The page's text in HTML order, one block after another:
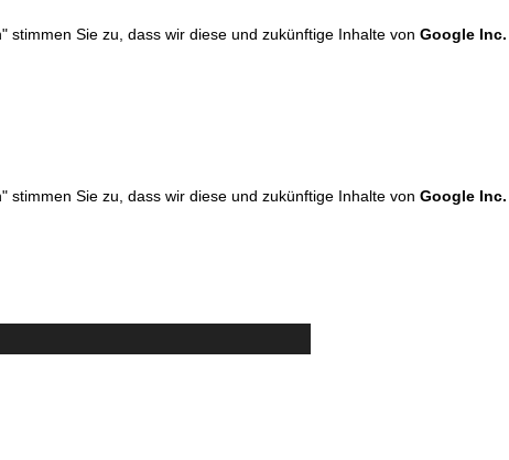
stimmen Sie zu, dass wir diese und zukünftige Inhalte von Google Inc.
stimmen Sie zu, dass wir diese und zukünftige Inhalte von Google Inc.